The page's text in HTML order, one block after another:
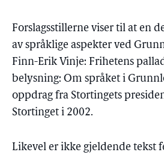
Forslagsstillerne viser til at en
av språklige aspekter ved
Finn-Erik Vinje: Frihetens
belysning: Om språket i
oppdrag fra Stortingets
Stortinget i 2002.
Likevel er ikke gjeldende tekst